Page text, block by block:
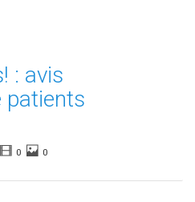
: avis
patients
0 0